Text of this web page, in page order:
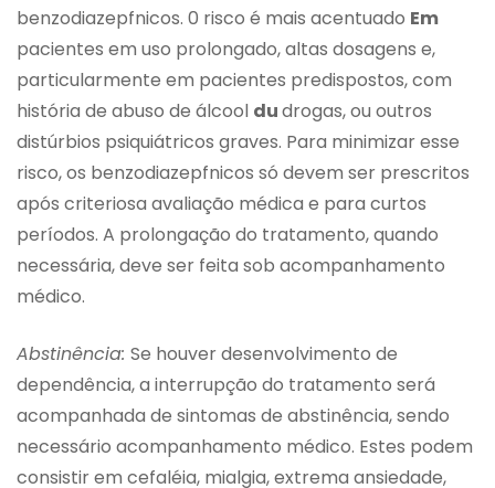
benzodiazepfnicos. 0 risco é mais acentuado Em
pacientes em uso prolongado, altas dosagens e,
particularmente em pacientes predispostos, com
história de abuso de álcool dudrogas, ou outros
distúrbios psiquiátricos graves. Para minimizar esse
risco, os benzodiazepfnicos só devem ser prescritos
após criteriosa avaliação médica e para curtos
períodos. A prolongação do tratamento, quando
necessária, deve ser feita sob acompanhamento
médico.
Abstinência: Se houver desenvolvimento de
dependência, a interrupção do tratamento será
acompanhada de sintomas de abstinência, sendo
necessário acompanhamento médico. Estes podem
consistir em cefaléia, mialgia, extrema ansiedade,